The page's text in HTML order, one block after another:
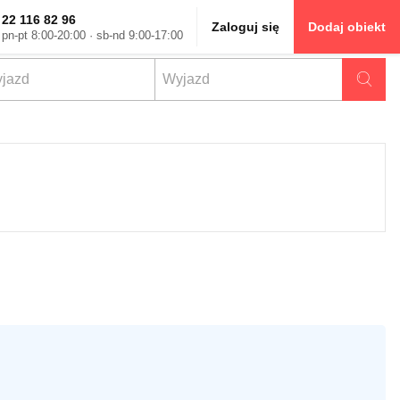
22 116 82 96
pn-pt 8:00-20:00 · sb-nd 9:00-17:00
Zaloguj się Dodaj obiekt